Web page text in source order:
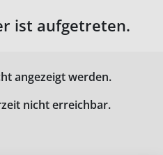
ist aufgetreten.
angezeigt werden.
nicht erreichbar.